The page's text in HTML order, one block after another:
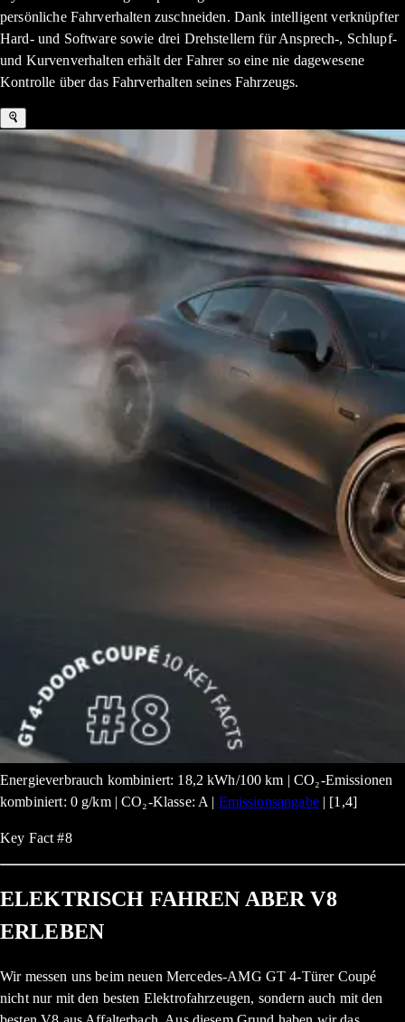
persönliche Fahrverhalten zuschneiden. Dank intelligent verknüpfter
Hard- und Software sowie drei Drehstellern für Ansprech-, Schlupf-
und Kurvenverhalten erhält der Fahrer so eine nie dagewesene
Kontrolle über das Fahrverhalten seines Fahrzeugs.
Energieverbrauch kombiniert: 18,2 kWh/100 km | CO₂-Emissionen
kombiniert: 0 g/km | CO₂-Klasse: A | Emissionsangabe| [1,4]
Key Fact #8
ELEKTRISCH FAHREN ABER V8
ERLEBEN
Wir messen uns beim neuen Mercedes-AMG GT 4-Türer Coupé
nicht nur mit den besten Elektrofahrzeugen, sondern auch mit den